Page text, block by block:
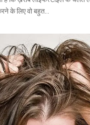
के लिए वो बहुत...